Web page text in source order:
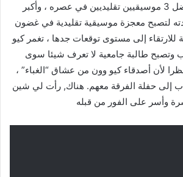
غون ، هو واحد من أفضل 3 موسيقيين تقليديين في عصره ، وأكبر
لتصبح معجزة موسيقية تقليدية في غضون
للارتقاء إلى مستوى توقعات جدها ، تغمر كيو
وتصبح طالبة جامعية لا تعرف شيئا سوى
لأن أصدقاء كيو وون من عشاق “الغباء” ،
إلى حفلة الفرقة معهم. هناك, رأت لي شين
وأسر على الفور من قبله